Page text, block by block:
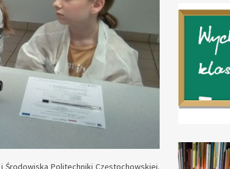
Politechniki Częstochowskiej.